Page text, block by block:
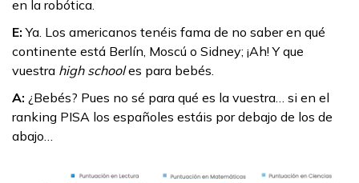
en la robótica.
E:Ya. Los americanos tenéis fama de no saber en qué
continente está Berlín, Moscú o Sidney; ¡Ah! Y que
vuestra high school es para bebés.
A: ¿Bebés? Pues no sé para qué es la vuestra… si en el
ranking PISA los españoles estáis por debajo de los de
abajo…